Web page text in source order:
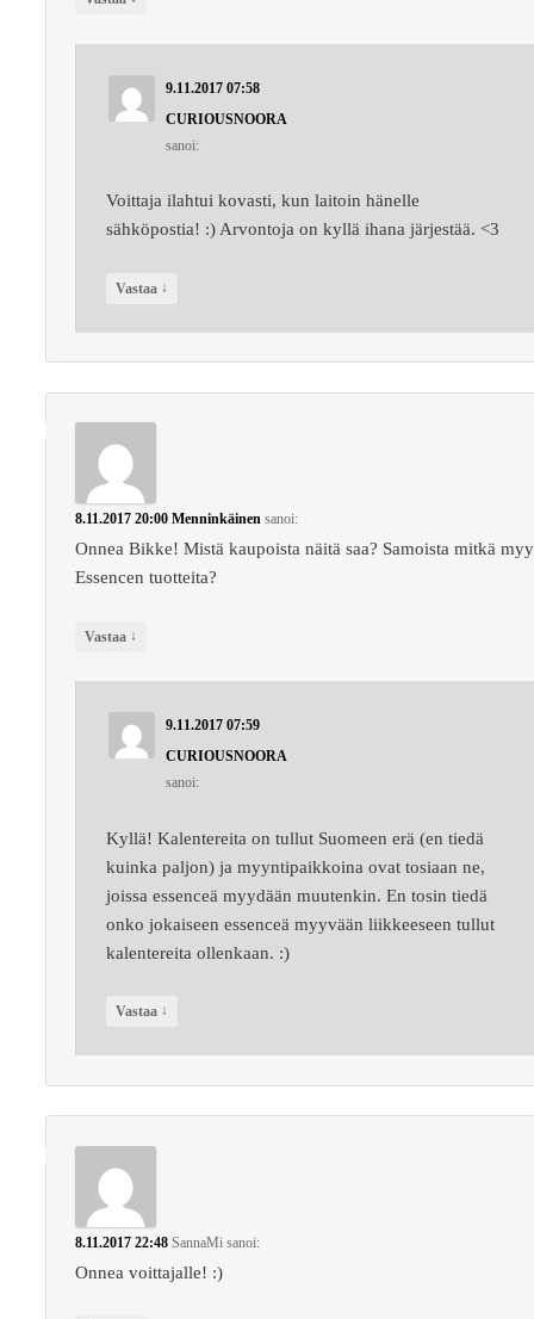
9.11.2017 07:58
CURIOUSNOORA
sanoi:
Voittaja ilahtui kovasti, kun laitoin hänelle
sähköpostia! :) Arvontoja on kyllä ihana järjestää. <3
Vastaa ↓
8.11.2017 20:00 Menninkäinen sanoi:
Onnea Bikke! Mistä kaupoista näitä saa? Samoista mitkä myy
Essencen tuotteita?
Vastaa ↓
9.11.2017 07:59
CURIOUSNOORA
sanoi:
Kyllä! Kalentereita on tullut Suomeen erä (en tiedä
kuinka paljon) ja myyntipaikkoina ovat tosiaan ne,
joissa essenceä myydään muutenkin. En tosin tiedä
onko jokaiseen essenceä myyvään liikkeeseen tullut
kalentereita ollenkaan. :)
Vastaa ↓
8.11.2017 22:48 SannaMi sanoi:
Onnea voittajalle! :)